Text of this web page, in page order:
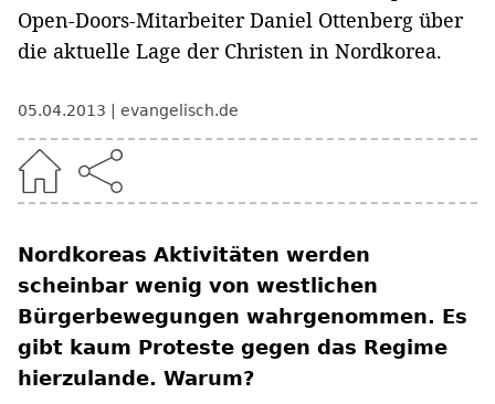
Open-Doors-Mitarbeiter Daniel Ottenberg über
die aktuelle Lage der Christen in Nordkorea.
05.04.2013 evangelisch.de
Nordkoreas Aktivitäten werden
scheinbar wenig von westlichen
Bürgerbewegungen wahrgenommen. Es
gibt kaum Proteste gegen das Regime
hierzulande. Warum?